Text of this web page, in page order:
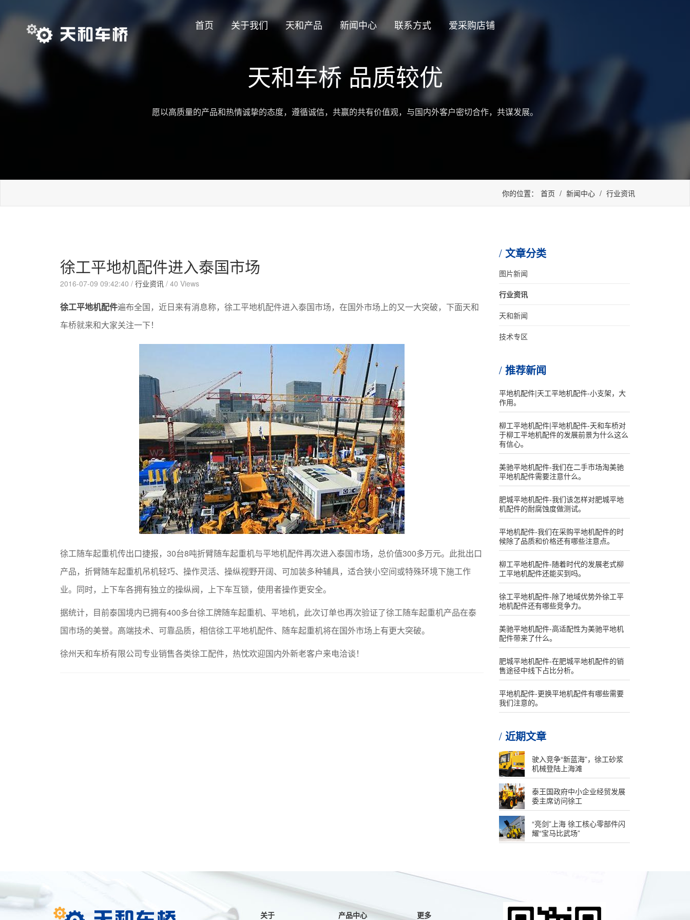
首页 关于我们 天和产品 新闻中心 联系方式 爱采购店铺
天和车桥 品质较优
愿以高质量的产品和热情诚挚的态度，遵循诚信，共赢的共有价值观，与国内外客户密切合作，共谋发展。
你的位置： 首页 / 新闻中心 / 行业资讯
徐工平地机配件进入泰国市场
2016-07-09 09:42:40 / 行业资讯 / 40 Views
徐工平地机配件遍布全国，近日来有消息称，徐工平地机配件进入泰国市场，在国外市场上的又一大突破，下面天和
车桥就来和大家关注一下！
徐工随车起重机传出口捷报，30台8吨折臂随车起重机与平地机配件再次进入泰国市场，总价值300多万元。此批出口
产品，折臂随车起重机吊机轻巧、操作灵活、操纵视野开阔、可加装多种辅具，适合狭小空间或特殊环境下施工作
业。同时，上下车各拥有独立的操纵阀，上下车互锁，使用者操作更安全。
据统计，目前泰国境内已拥有400多台徐工牌随车起重机、平地机，此次订单也再次验证了徐工随车起重机产品在泰
国市场的美誉。高端技术、可靠品质，相信徐工平地机配件、随车起重机将在国外市场上有更大突破。
徐州天和车桥有限公司专业销售各类徐工配件，热忱欢迎国内外新老客户来电洽谈！
文章分类
图片新闻
行业资讯
天和新闻
技术专区
推荐新闻
平地机配件|天工平地机配件-小支架，大
作用。
柳工平地机配件|平地机配件-天和车桥对
于柳工平地机配件的发展前景为什么这么
有信心。
美驰平地机配件-我们在二手市场淘美驰
平地机配件需要注意什么。
肥城平地机配件-我们该怎样对肥城平地
机配件的耐腐蚀度做测试。
平地机配件-我们在采购平地机配件的时
候除了品质和价格还有哪些注意点。
柳工平地机配件-随着时代的发展老式柳
工平地机配件还能买到吗。
徐工平地机配件-除了地域优势外徐工平
地机配件还有哪些竞争力。
美驰平地机配件-高适配性为美驰平地机
配件带来了什么。
肥城平地机配件-在肥城平地机配件的销
售途径中线下占比分析。
平地机配件-更换平地机配件有哪些需要
我们注意的。
近期文章
驶入竞争“新蓝海”，徐工砂浆
机械登陆上海滩
泰王国政府中小企业经贸发展
委主席访问徐工
“亮剑”上海 徐工核心零部件闪
耀“宝马比武场”
关于 产品中心 更多